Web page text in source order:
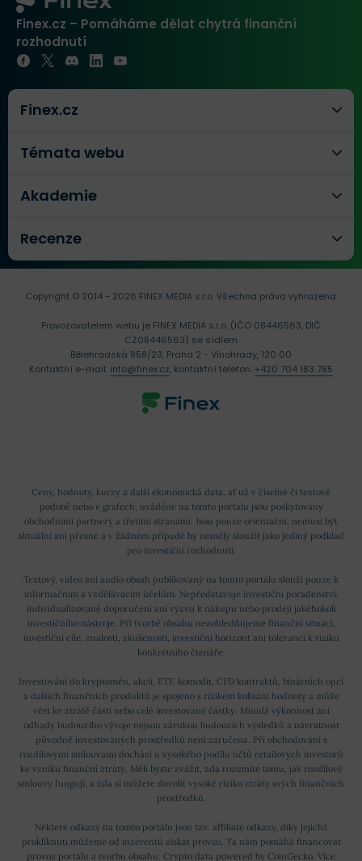
Finex.cz – Pomáháme dělat chytrá finanční
rozhodnutí
Finex.cz
Témata webu
Akademie
Recenze
Ceny, hodnoty, kurzy a další ekonomická data, ať už v číselné či textové
podobě nebo v grafech, uváděné na tomto portálu jsou poskytovány
obchodními partnery a třetími stranami. Jsou pouze orientační, nemusí být
aktuální ani přesné a v žádném případě by neměly sloužit jako jediný podklad
pro investiční rozhodnutí.
Textový, video ani audio obsah publikovaný na tomto portálu slouží pouze k
informačním a vzdělávacím účelům. Nepředstavuje investiční poradenství,
individualizované doporučení ani výzvu k nákupu nebo prodeji jakéhokoli
investičního nástroje. Při tvorbě obsahu nezohledňujeme finanční situaci,
investiční cíle, znalosti, zkušenosti, investiční horizont ani toleranci k riziku
konkrétního čtenáře.
Investování do kryptoměn, akcií, ETF, komodit, CFD kontraktů, binárních opcí
a dalších finančních produktů je spojeno s rizikem kolísání hodnoty a může
vést ke ztrátě části nebo celé investované částky. Minulá výkonnost ani
odhady budoucího vývoje nejsou zárukou budoucích výsledků a návratnost
původně investovaných prostředků není zaručena. Při obchodování s
rozdílovými smlouvami dochází u vysokého podílu účtů retailových investorů
ke vzniku finanční ztráty. Měli byste zvážit, zda rozumíte tomu, jak rozdílové
smlouvy fungují, a zda si můžete dovolit vysoké riziko ztráty svých finančních
prostředků.
Některé odkazy na tomto portálu jsou tzv. affiliate odkazy, díky jejichž
prokliknutí můžeme od inzerentů získat provizi. Ta nám pomáhá financovat
provoz portálu a tvorbu obsahu. Crypto data powered by CoinGecko Více
Copyright © 2014 - 2026 FINEX MEDIA s.r.o.Všechna práva vyhrazena.
Provozovatelem webu je FINEX MEDIA s.r.o. (IČO 08446563, DIČ
CZ08446563) se sídlem
Bělehradská 858/23, Praha 2 - Vinohrady, 120 00
Kontaktní e-mail: info@finex.cz, kontaktní telefon: +420 704 183 785